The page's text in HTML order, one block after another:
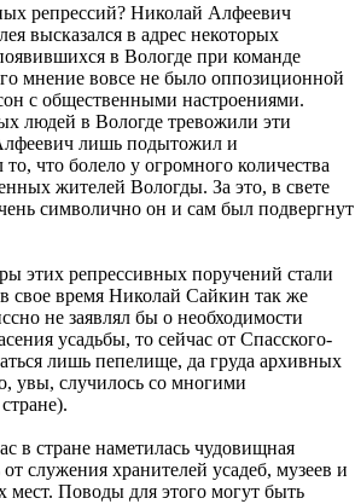
репрессий? Николай Алфеевич
высказался в адрес некоторых
в Вологде при команде
мнение вовсе не было оппозиционной
с общественными настроениями.
людей в Вологде тревожили эти
лишь подытожил и
что болело у огромного количества
жителей Вологды. За это, в свете
символично он и сам был подвергнут
этих репрессивных поручений стали
свое время Николай Сайкин так же
не заявлял бы о необходимости
усадьбы, то сейчас от Спасского-
лишь пепелище, да груда архивных
увы, случилось со многими
в стране наметилась чудовищная
служения хранителей усадеб, музеев и
мест. Поводы для этого могут быть